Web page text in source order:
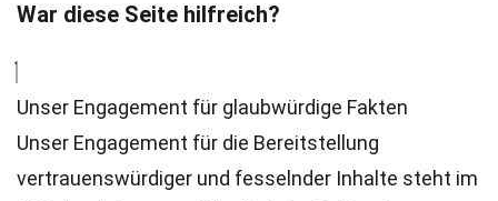
War diese Seite hilfreich?
Unser Engagement für glaubwürdige Fakten
Unser Engagement für die Bereitstellung
vertrauenswürdiger und fesselnder Inhalte steht im